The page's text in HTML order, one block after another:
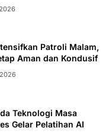
Patroli Malam,
Aman dan Kondusif
Teknologi Masa
Gelar Pelatihan AI